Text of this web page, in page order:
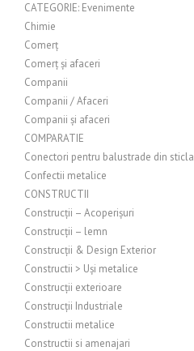
CATEGORIE: Evenimente
Chimie
Comerț
Comerț și afaceri
Companii
Companii / Afaceri
Companii și afaceri
COMPARATIE
Conectori pentru balustrade din sticla
Confectii metalice
CONSTRUCTII
Construcții – Acoperișuri
Construcții – lemn
Construcții & Design Exterior
Constructii > Uși metalice
Construcții exterioare
Construcții Industriale
Constructii metalice
Constructii si amenajari